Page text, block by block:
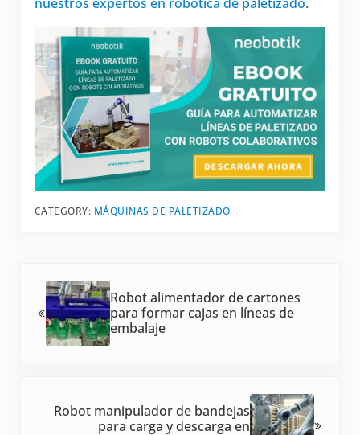
CATEGORY: MÁQUINAS DE PALETIZADO
Robot alimentador de cartones
para formar cajas en líneas de
embalaje
Robot manipulador de bandejas
para carga y descarga en